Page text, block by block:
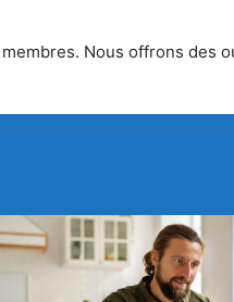
Nous offrons des